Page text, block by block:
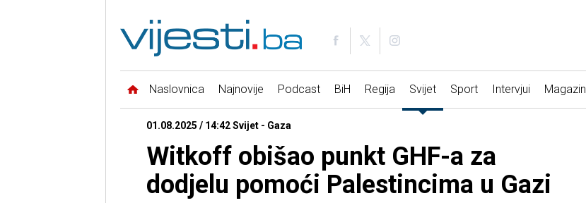
Naslovnica Najnovije Podcast BiH Regija Svijet Sport Intervjui Magazin
01.08.2025 / 14:42 Svijet - Gaza
Witkoff obišao punkt GHF-a za
dodjelu pomoći Palestincima u Gazi